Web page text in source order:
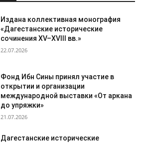
Издана коллективная монография
«Дагестанские исторические
сочинения XV–XVIII вв.»
22.07.2026
Фонд Ибн Сины принял участие в
открытии и организации
международной выставки «От аркана
до упряжки»
21.07.2026
Дагестанские исторические